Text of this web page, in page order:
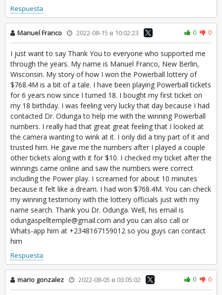
Respuesta
Manuel Franco 2022-08-15 в 10:02:23 0 0
I just want to say Thank You to everyone who supported me
through the years. My name is Manuel Franco, New Berlin,
Wisconsin. My story of how I won the Powerball lottery of
$768.4M is a bit of a tale. I have been playing Powerball tickets
for 6 years now since I turned 18. I bought my first ticket on
my 18 birthday. I was feeling very lucky that day because I had
contacted Dr. Odunga to help me with the winning Powerball
numbers. I really had that great great feeling that I looked at
the camera wanting to wink at it. I only did a tiny part of it and
trusted him. He gave me the numbers after I played a couple
other tickets along with it for $10. I checked my ticket after the
winnings came online and saw the numbers were correct
including the Power play. I screamed for about 10 minutes
because it felt like a dream. I had won $768.4M. You can check
my winning testimony with the lottery officials just with my
name search. Thank you Dr. Odunga. Well, his email is
odungaspelltemple@gmail.com and you can also call or
Whats-app him at +2348167159012 so you guys can contact
him
Respuesta
mario gonzalez 2022-08-05 в 03:05:02 0 0